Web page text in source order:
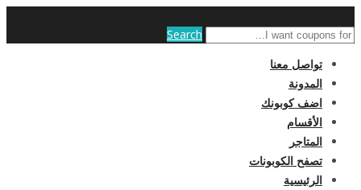
Search
تواصل معنا
المدونة
اضف كوبونك
الأقسام
المتاجر
تصفح الكوبونات
الرئيسية